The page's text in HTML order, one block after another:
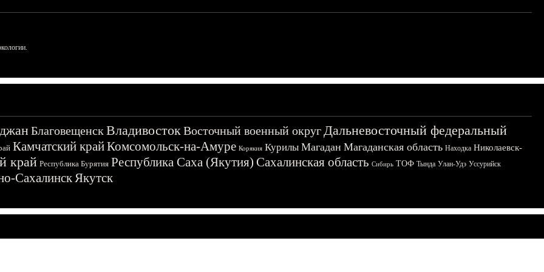
БлаговещенскВладивостокВосточный военный округДальневосточный федеральный
Камчатский крайКомсомольск-на-Амуре Корякия Курилы Магадан Магаданская область Находка Николаевск-
край Республика Бурятия Республика Саха (Якутия) Сахалинская область Сибирь ТОФ Тында Улан-Удэ Уссурийск
СахалинскЯкутск